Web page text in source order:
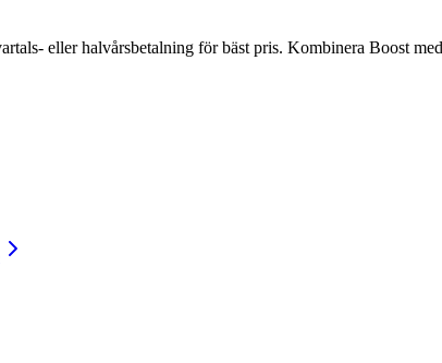
eller halvårsbetalning för bäst pris. Kombinera Boost